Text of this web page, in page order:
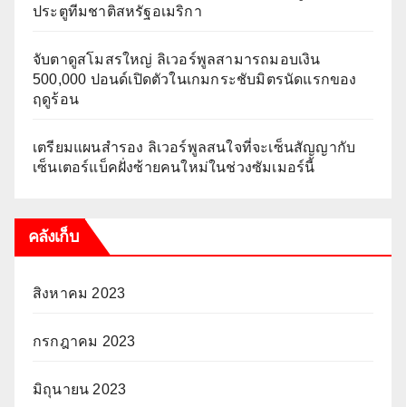
ประตูทีมชาติสหรัฐอเมริกา
จับตาดูสโมสรใหญ่ ลิเวอร์พูลสามารถมอบเงิน
500,000 ปอนด์เปิดตัวในเกมกระชับมิตรนัดแรกของ
ฤดูร้อน
เตรียมแผนสำรอง ลิเวอร์พูลสนใจที่จะเซ็นสัญญากับ
เซ็นเตอร์แบ็คฝั่งซ้ายคนใหม่ในช่วงซัมเมอร์นี้
คลังเก็บ
สิงหาคม 2023
กรกฎาคม 2023
มิถุนายน 2023